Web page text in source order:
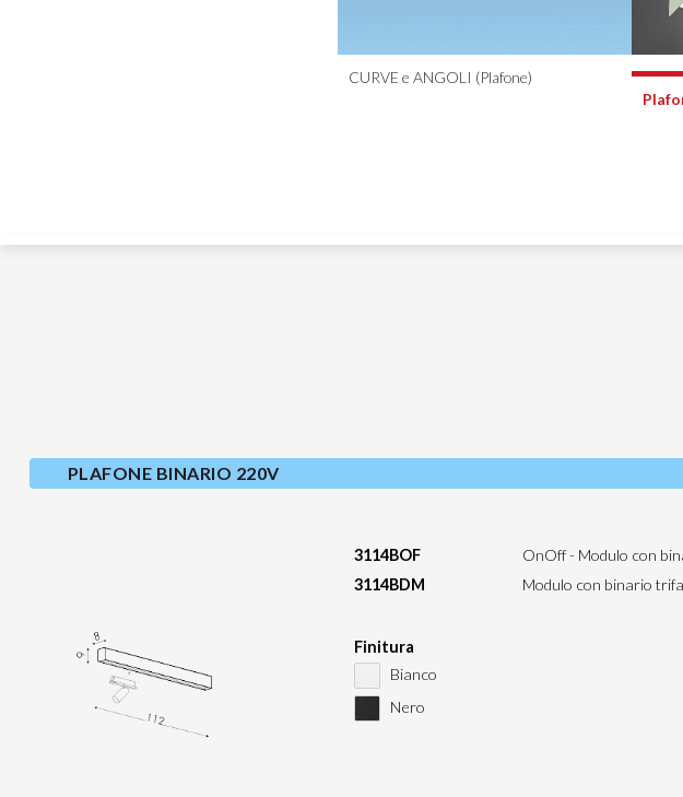
PLAFONE BINARIO 220V
3114BOF OnOff - Modulo con
3114BDM Modulo con binario
Finitura
Bianco
Nero